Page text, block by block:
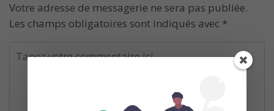
Votre adresse de messagerie ne sera pas publiée.
Les champs obligatoires sont indiqués avec *